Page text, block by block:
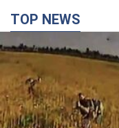
TOP NEWS